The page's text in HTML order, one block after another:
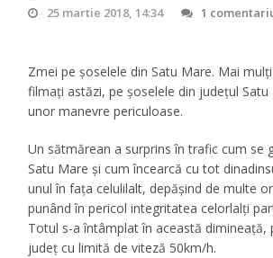
25 martie 2018, 14:34 1
Zmei pe șoselele din Satu Mare. Mai
filmaţi astăzi, pe şoselele din judeţul
unor manevre periculoase.
Un sătmărean a surprins în trafic cum se
Satu Mare și cum încearcă cu tot
unul în fața celulilalt, depășind de multe
punând în pericol integritatea celorlalți
Totul s-a întâmplat în această dimineață,
județ cu limită de viteză 50km/h.